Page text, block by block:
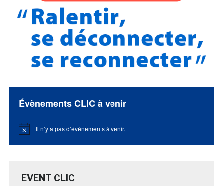
Évènements CLIC à venir
Notice Il n’y a pas d’évènements à venir.
EVENT CLIC